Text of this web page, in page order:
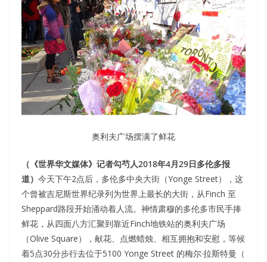
奥利夫广场摆满了鲜花
（《世界华文媒体》记者勾芍人2018年4月29日多伦多报
道） 今天下午2点后，多伦多中央大街（Yonge Street），这
个曾被吉尼斯世界纪录列为世界上最长的大街，从Finch 至
Sheppard路段开始涌动着人流。神情肃穆的多伦多市民手捧
鲜花，从四面八方汇聚到靠近Finch地铁站的奥利夫广场
（Olive Square），献花、点燃蜡烛、相互拥抱和安慰，等候
着5点30分步行去位于5100 Yonge Street 的梅尔·拉斯特曼（